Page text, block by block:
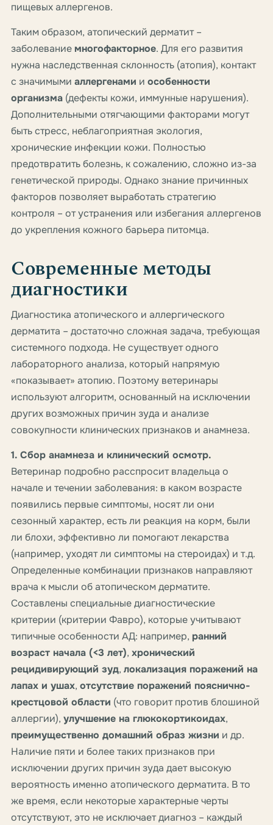
пищевых аллергенов.
Таким образом, атопический дерматит –
заболевание многофакторное. Для его развития
нужна наследственная склонность (атопия), контакт
с значимыми аллергенами и особенности
организма (дефекты кожи, иммунные нарушения).
Дополнительными отягчающими факторами могут
быть стресс, неблагоприятная экология,
хронические инфекции кожи. Полностью
предотвратить болезнь, к сожалению, сложно из-за
генетической природы. Однако знание причинных
факторов позволяет выработать стратегию
контроля – от устранения или избегания аллергенов
до укрепления кожного барьера питомца.
Современные методы
диагностики
Диагностика атопического и аллергического
дерматита – достаточно сложная задача, требующая
системного подхода. Не существует одного
лабораторного анализа, который напрямую
«показывает» атопию. Поэтому ветеринары
используют алгоритм, основанный на исключении
других возможных причин зуда и анализе
совокупности клинических признаков и анамнеза.
1. Сбор анамнеза и клинический осмотр.
Ветеринар подробно расспросит владельца о
начале и течении заболевания: в каком возрасте
появились первые симптомы, носят ли они
сезонный характер, есть ли реакция на корм, были
ли блохи, эффективно ли помогают лекарства
(например, уходят ли симптомы на стероидах) и т.д.
Определенные комбинации признаков направляют
врача к мысли об атопическом дерматите.
Составлены специальные диагностические
критерии (критерии Фавро), которые учитывают
типичные особенности АД: например, ранний
возраст начала (<3 лет), хронический
рецидивирующий зуд, локализация поражений на
лапах и ушах, отсутствие поражений пояснично-
крестцовой области (что говорит против блошиной
аллергии), улучшение на глюкокортикоидах,
преимущественно домашний образ жизни и др.
Наличие пяти и более таких признаков при
исключении других причин зуда дает высокую
вероятность именно атопического дерматита. В то
же время, если некоторые характерные черты
отсутствуют, это не исключает диагноз – каждый